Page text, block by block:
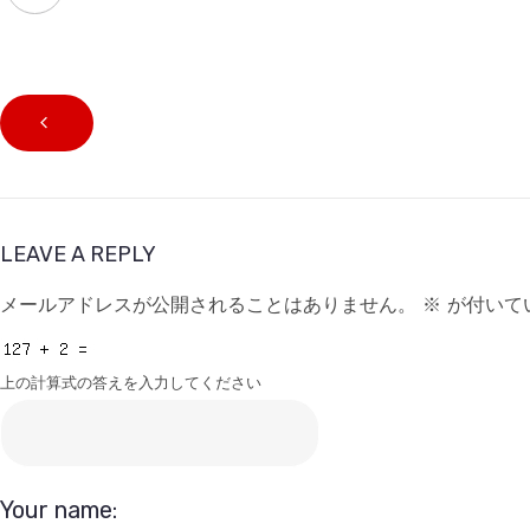
LEAVE A REPLY
メールアドレスが公開されることはありません。 ※ が付いて
上の計算式の答えを入力してください
Your name: